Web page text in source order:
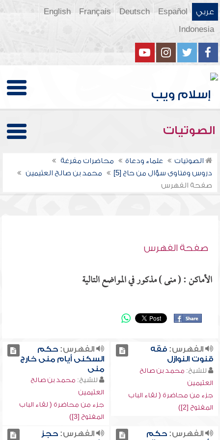
عربي Español
Deutsch
Français
English
Indonesia
الصوتيات
الصوتيات علماء ودعاة
محاضرات مفرغة
دروس وفتاوى سؤال من حاج [5]
محمد بن صالح العثيمين
صفحة الفهرس
صفحة الفهرس
الأماكن : ( منى ) مذكور في المواضع التالية
الفهرس:فقه
قنوت النوازل
للشيخ: محمد بن صالح
العثيمين
جزء من محاضرة ( لقاء الباب
المفتوح [2])
الفهرس:حكم
السكنى أيام منى خارج
منى
للشيخ: محمد بن صالح
العثيمين
جزء من محاضرة ( لقاء الباب
المفتوح [3])
الفهرس:حكم
الفهرس:حجز